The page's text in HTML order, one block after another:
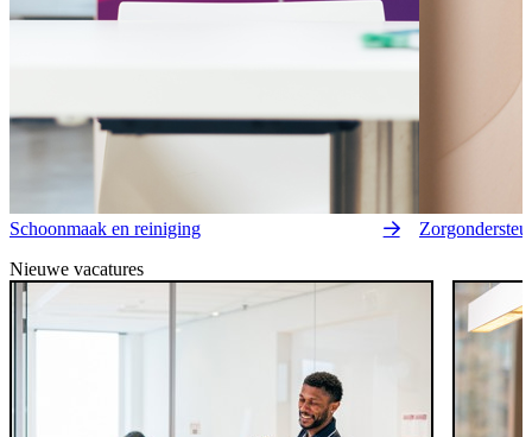
Schoonmaak en reiniging
Nieuwe vacatures